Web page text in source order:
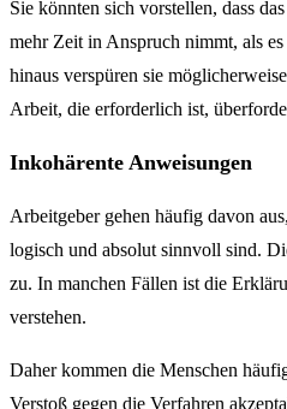
Sie könnten sich vorstellen, dass
mehr Zeit in Anspruch nimmt, als
hinaus verspüren sie
Arbeit, die erforderlich ist,
Inkohärente Anweisungen
Arbeitgeber gehen häufig davon
logisch und absolut sinnvoll sind.
zu. In manchen Fällen ist die
verstehen.
Daher kommen die Menschen
Verstoß gegen die Verfahren